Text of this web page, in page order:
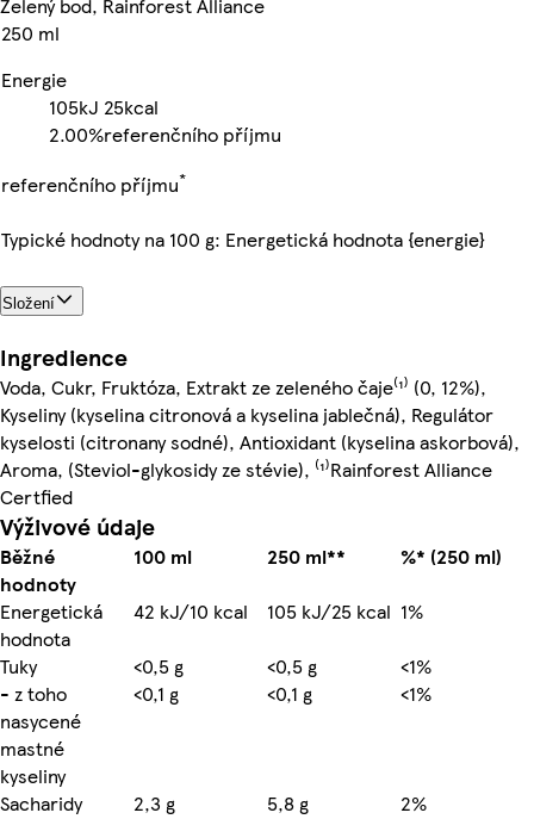
250 ml
Energie
105kJ 25kcal
2.00%referenčního příjmu
referenčního příjmu*
Typické hodnoty na 100 g: Energetická hodnota {energie}
Složení
Ingredience
Voda, Cukr, Fruktóza, Extrakt ze zeleného čaje⁽¹⁾ (0, 12%),
Kyseliny (kyselina citronová a kyselina jablečná), Regulátor
kyselosti (citronany sodné), Antioxidant (kyselina askorbová),
Aroma, (Steviol-glykosidy ze stévie), ⁽¹⁾Rainforest Alliance
Certfied
Výživové údaje
Běžné
hodnoty
100 ml 250 ml**
%* (250 ml)
Energetická
hodnota
42 kJ/10 kcal 105 kJ/25 kcal 1%
Tuky
<0,5 g <0,5 g
<1%
- z toho
nasycené
mastné
kyseliny
<0,1 g <0,1 g <1%
Sacharidy 2,3 g 5,8 g
2%